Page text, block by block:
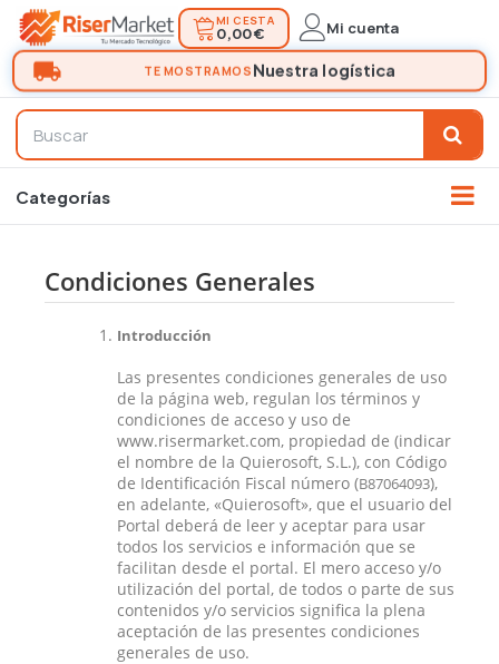
MI CESTA
0,00 € Mi cuenta
Condiciones Generales
Introducción
Las presentes condiciones generales de uso
de la página web, regulan los términos y
condiciones de acceso y uso de
www.risermarket.com, propiedad de (indicar
el nombre de la Quierosoft, S.L.), con Código
de Identificación Fiscal número (B87064093),
en adelante, «Quierosoft», que el usuario del
Portal deberá de leer y aceptar para usar
todos los servicios e información que se
facilitan desde el portal. El mero acceso y/o
utilización del portal, de todos o parte de sus
contenidos y/o servicios significa la plena
aceptación de las presentes condiciones
generales de uso.